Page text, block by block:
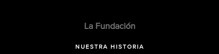
La Fundación
NUESTRA HISTORIA